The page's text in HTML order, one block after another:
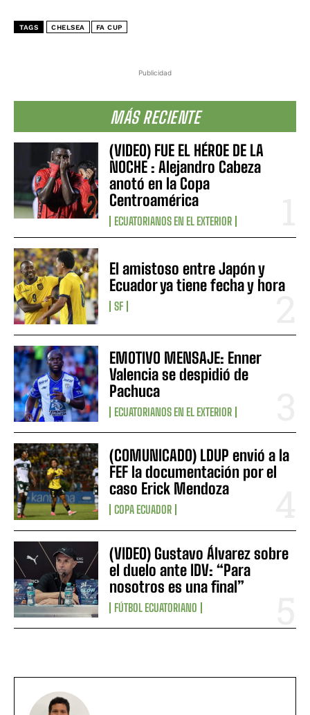
Publicidad
MÁS RECIENTE
(VIDEO) FUE EL HÉROE DE LA
NOCHE : Alejandro Cabeza
anotó en la Copa
Centroamérica
ECUATORIANOS EN EL EXTERIOR
El amistoso entre Japón y
Ecuador ya tiene fecha y hora
SF
EMOTIVO MENSAJE: Enner
Valencia se despidió de
Pachuca
ECUATORIANOS EN EL EXTERIOR
(COMUNICADO) LDUP envió a la
FEF la documentación por el
caso Erick Mendoza
COPA ECUADOR
(VIDEO) Gustavo Álvarez sobre
el duelo ante IDV: “Para
nosotros es una final”
FÚTBOL ECUATORIANO
TAGS CHELSEA FA CUP